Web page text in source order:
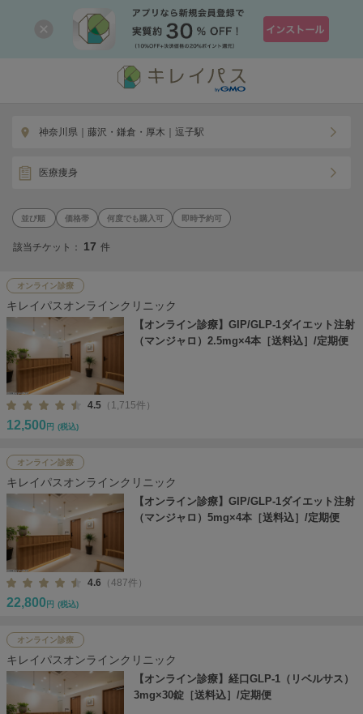
神奈川県｜藤沢・鎌倉・厚木｜逗子駅
医療痩身
価格帯 何度でも購入可 即時予約可
該当チケット： 17 件
オンライン診療
キレイパスオンラインクリニック
【オンライン診療】GIP/GLP-1ダイエット注射
（マンジャロ）2.5mg×4本［送料込］/定期便
4.5 （1,715件）
12,500 円 (税込)
オンライン診療
キレイパスオンラインクリニック
【オンライン診療】GIP/GLP-1ダイエット注射
（マンジャロ）5mg×4本［送料込］/定期便
4.6 （487件）
22,800 円 (税込)
オンライン診療
キレイパスオンラインクリニック
【オンライン診療】経口GLP-1（リベルサス）
3mg×30錠［送料込］/定期便